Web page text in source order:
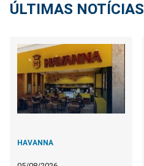
ÚLTIMAS NOTÍCIAS
HAVANNA